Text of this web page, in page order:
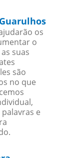
os
o
suas
são
no que
e